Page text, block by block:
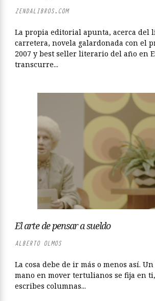
ZENDALIBROS.COM
La propia editorial apunta, acerca del
carretera, novela galardonada con el
2007 y best seller literario del año en
transcurre...
El arte de pensar a sueldo
ALBERTO OLMOS
La cosa debe de ir más o menos así.
mano en mover tertulianos se fija en
escribes columnas...